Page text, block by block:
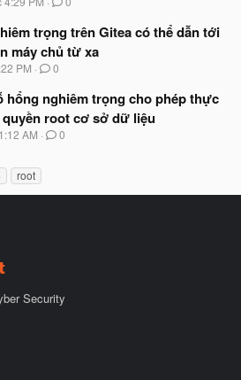
trọng trên Gitea có thể dẫn tới
máy chủ từ xa
PM 0
hổng nghiêm trọng cho phép thực
root cơ sở dữ liệu
AM 0
root
Security